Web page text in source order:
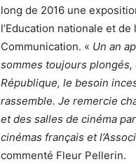
long de 2016 une
l’Education nationale et
Communication. « Un an
sommes toujours
République, le besoin
rassemble. Je remercie
et des salles de cinéma
cinémas français et
commenté Fleur Pellerin.